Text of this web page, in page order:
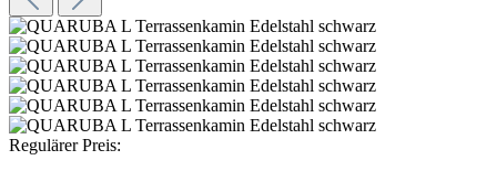
Regulärer Preis: